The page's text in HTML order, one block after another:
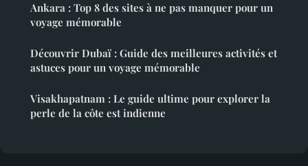
Ankara : Top 8 des sites à ne pas manquer pour un
voyage mémorable
Découvrir Dubaï : Guide des meilleures activités et
astuces pour un voyage mémorable
Visakhapatnam : Le guide ultime pour explorer la
perle de la côte est indienne